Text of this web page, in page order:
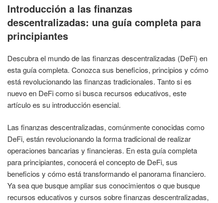
EL
Introducción a las finanzas
descentralizadas: una guía completa para
principiantes
Descubra el mundo de las finanzas descentralizadas (DeFi) en
esta guía completa. Conozca sus beneficios, principios y cómo
está revolucionando las finanzas tradicionales. Tanto si es
nuevo en DeFi como si busca recursos educativos, este
artículo es su introducción esencial.
Las finanzas descentralizadas, comúnmente conocidas como
DeFi, están revolucionando la forma tradicional de realizar
operaciones bancarias y financieras. En esta guía completa
para principiantes, conocerá el concepto de DeFi, sus
beneficios y cómo está transformando el panorama financiero.
Ya sea que busque ampliar sus conocimientos o que busque
recursos educativos y cursos sobre finanzas descentralizadas,